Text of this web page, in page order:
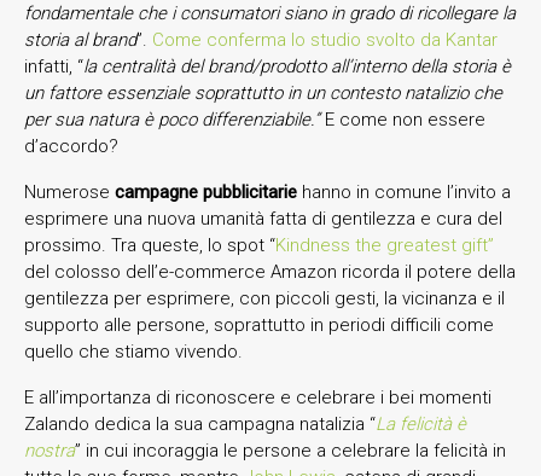
fondamentale che i consumatori siano in grado di ricollegare la
storia al brand”. Come conferma lo studio svolto da Kantar
infatti, “la centralità del brand/prodotto all’interno della storia è
un fattore essenziale soprattutto in un contesto natalizio che
per sua natura è poco differenziabile.”E come non essere
d’accordo?
Numerose campagne pubblicitarie hanno in comune l’invito a
esprimere una nuova umanità fatta di gentilezza e cura del
prossimo. Tra queste, lo spot “Kindness the greatest gift”
del colosso dell’e-commerce Amazon ricorda il potere della
gentilezza per esprimere, con piccoli gesti, la vicinanza e il
supporto alle persone, soprattutto in periodi difficili come
quello che stiamo vivendo.
E all’importanza di riconoscere e celebrare i bei momenti
Zalando dedica la sua campagna natalizia “La felicità è
nostra” in cui incoraggia le persone a celebrare la felicità in